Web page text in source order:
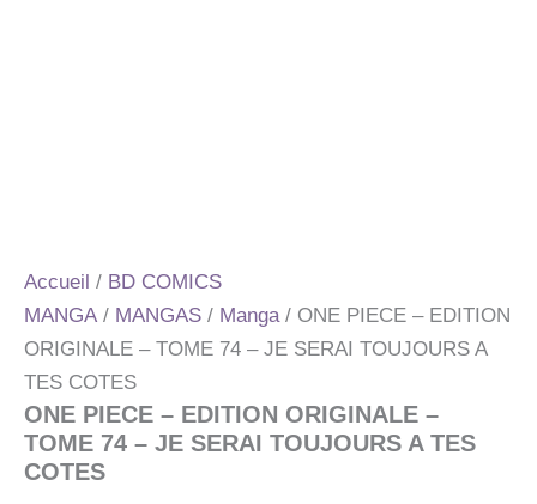
Accueil / BD COMICS
MANGA / MANGAS / Manga/ ONE PIECE – EDITION
ORIGINALE – TOME 74 – JE SERAI TOUJOURS A
TES COTES
ONE PIECE – EDITION ORIGINALE –
TOME 74 – JE SERAI TOUJOURS A TES
COTES